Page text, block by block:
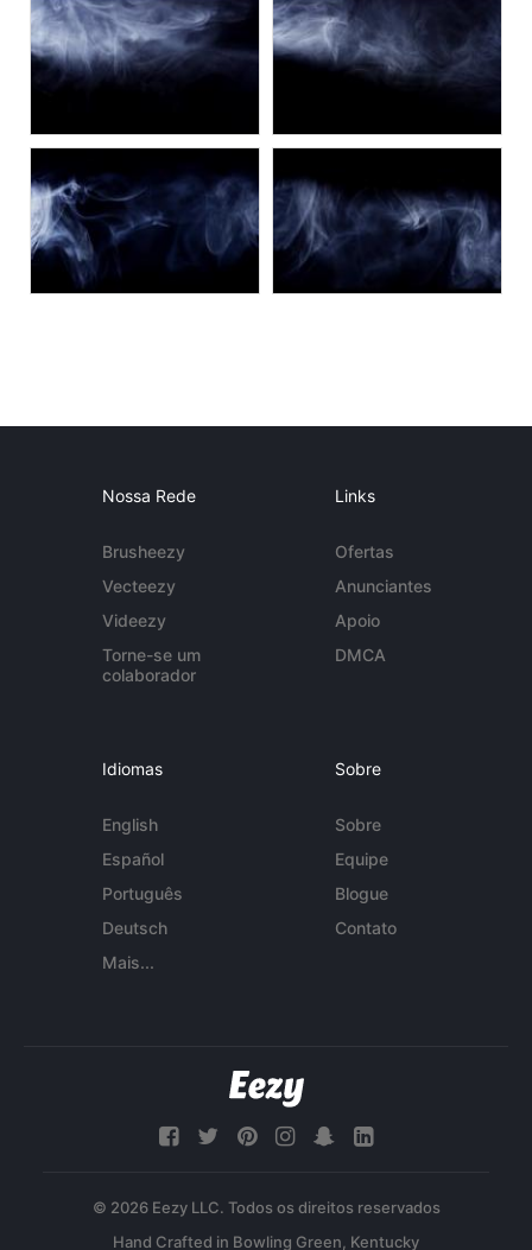
Nossa Rede
Brusheezy
Vecteezy
Videezy
Torne-se um
colaborador
Links
Ofertas
Anunciantes
Apoio
DMCA
Idiomas
English
Español
Português
Deutsch
Mais...
Sobre
Sobre
Equipe
Blogue
Contato
© 2026 Eezy LLC. Todos os direitos reservados